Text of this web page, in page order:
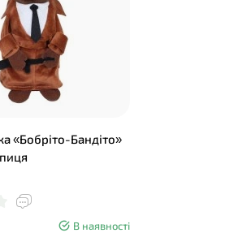
«Бобріто-Бандіто»
В наявності